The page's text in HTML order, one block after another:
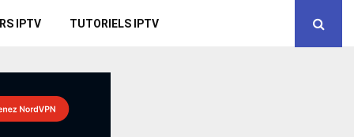
IPTV TUTORIELS IPTV